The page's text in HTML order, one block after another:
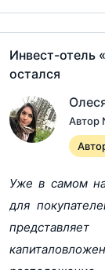
Ипотека
Этажность
Отделка от
застройщика
Количество
апартаментов
Банки
Инвест-отель
остался
Автор
Уже в самом
для